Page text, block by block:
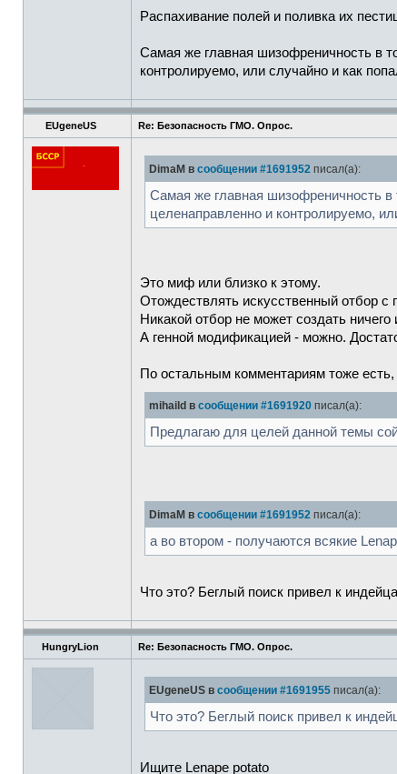
Распахивание полей и поливка их
Самая же главная шизофреничность в
контролируемо, или случайно и как
EUgeneUS Re: Безопасность ГМО. Опрос.
DimaM в сообщении #1691952 писал(а):
Самая же главная шизофреничность
целенаправленно и контролируемо,
Это миф или близко к этому.
Отождествлять искусственный отбор с
Никакой отбор не может создать ничего
А генной модификацией - можно.
По остальным комментариям тоже есть,
mihaild в сообщении #1691920 писал(а):
Предлагаю для целей данной темы
DimaM в сообщении #1691952 писал(а):
а во втором - получаются всякие
Что это? Беглый поиск привел к
HungryLion Re: Безопасность ГМО. Опрос.
EUgeneUS в сообщении #1691955 писал(а):
Что это? Беглый поиск привел к
Ищите Lenape potato